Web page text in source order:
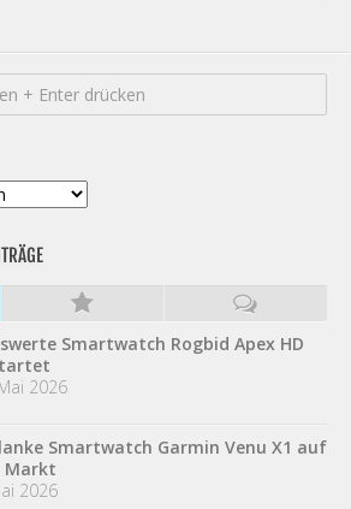
Smartwatch Rogbid Apex HD
2026
Smartwatch Garmin Venu X1 auf
Markt
2026